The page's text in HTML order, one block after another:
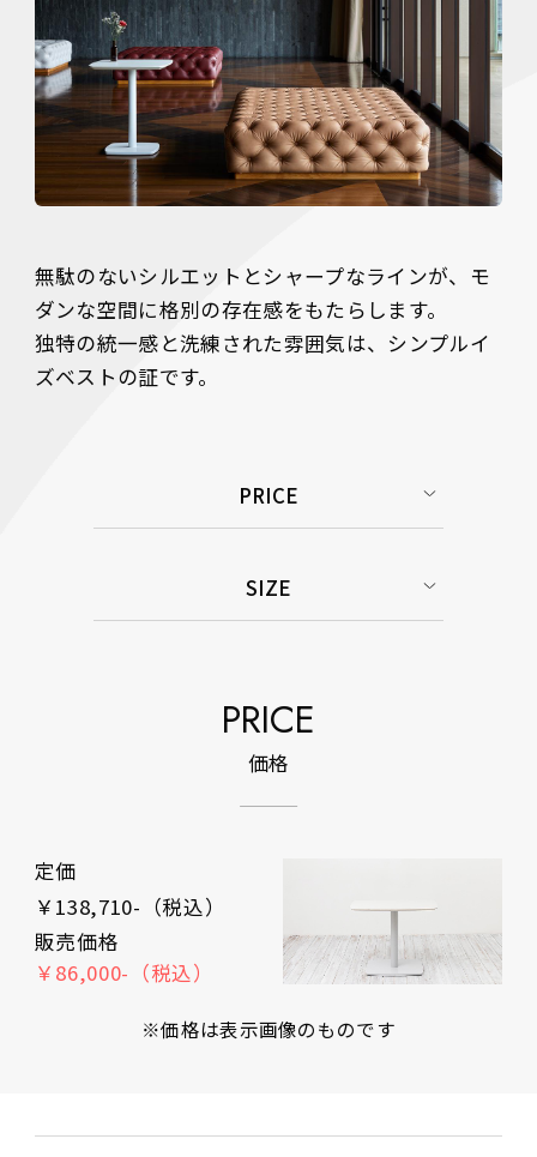
無駄のないシルエットとシャープなラインが、モ
ダンな空間に格別の存在感をもたらします。
独特の統一感と洗練された雰囲気は、シンプルイ
ズベストの証です。
PRICE
SIZE
PRICE
価格
定価
￥138,710-（税込）
販売価格
￥86,000-（税込）
※価格は表示画像のものです